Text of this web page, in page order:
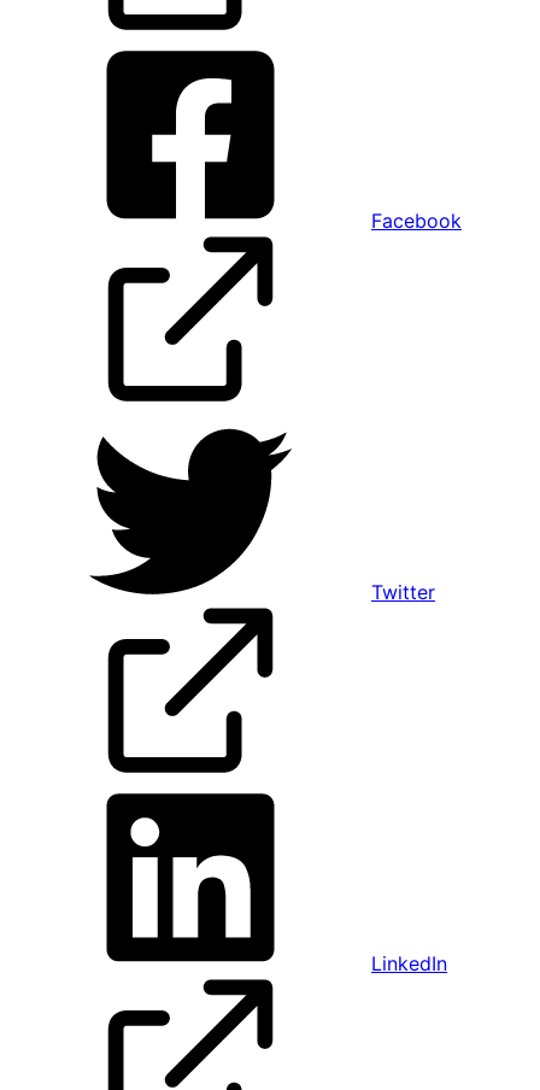
Facebook
Twitter
LinkedIn